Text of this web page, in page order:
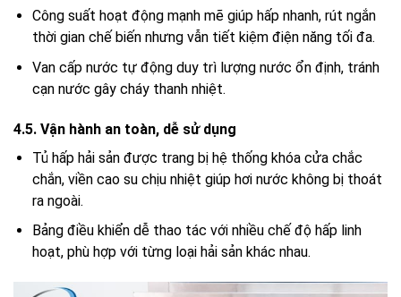
Công suất hoạt động mạnh mẽ giúp hấp nhanh, rút ngắn
thời gian chế biến nhưng vẫn tiết kiệm điện năng tối đa.
Van cấp nước tự động duy trì lượng nước ổn định, tránh
cạn nước gây cháy thanh nhiệt.
4.5. Vận hành an toàn, dễ sử dụng
Tủ hấp hải sản được trang bị hệ thống khóa cửa chắc
chắn, viền cao su chịu nhiệt giúp hơi nước không bị thoát
ra ngoài.
Bảng điều khiển dễ thao tác với nhiều chế độ hấp linh
hoạt, phù hợp với từng loại hải sản khác nhau.